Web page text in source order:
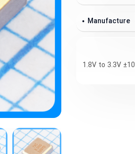
Manufacture
1.8V to 3.3V